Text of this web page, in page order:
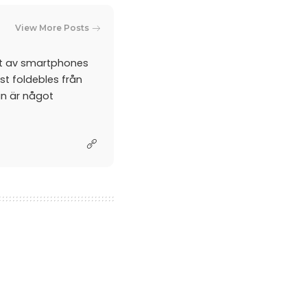
View More Posts
av smartphones
foldebles från
är något